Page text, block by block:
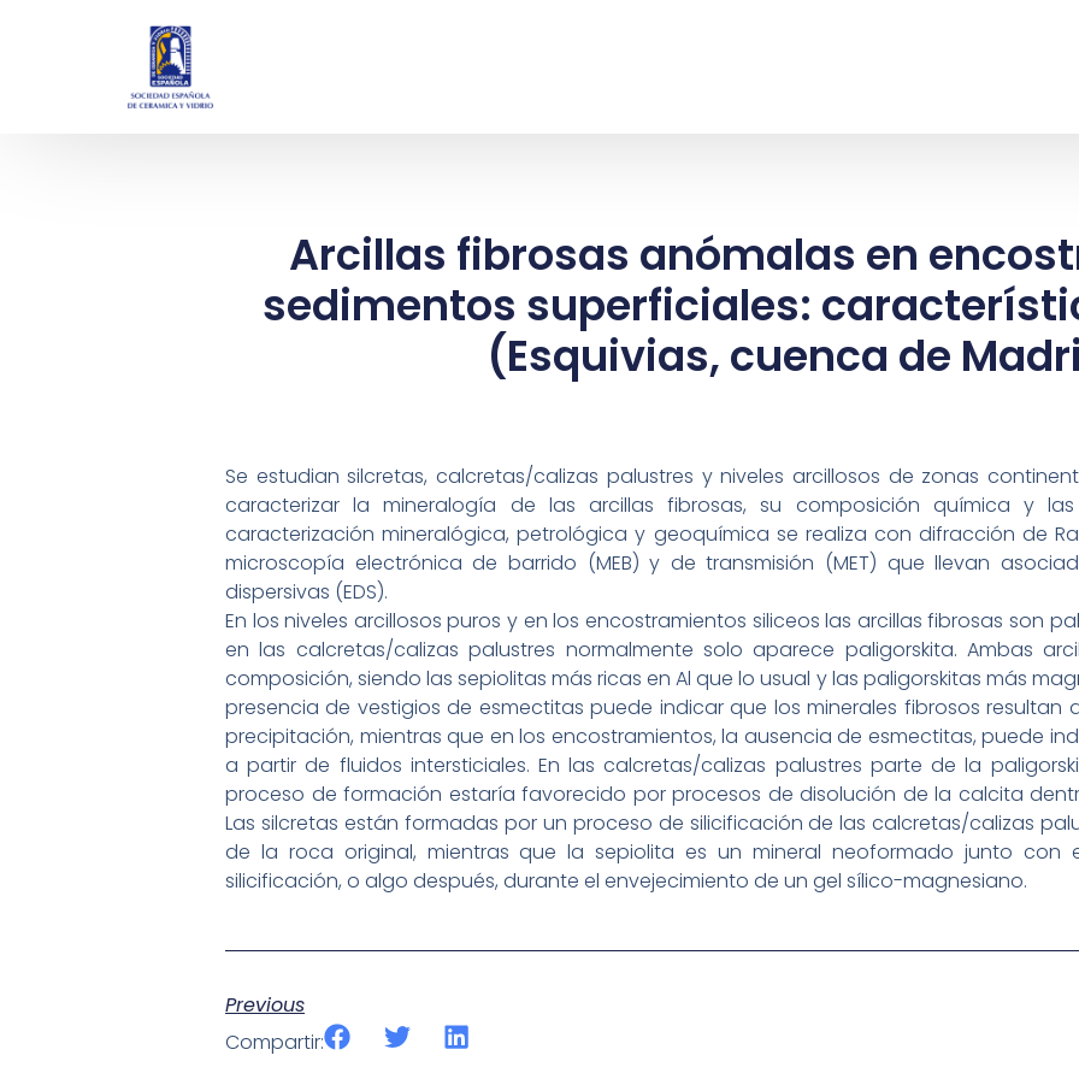
Arcillas fibrosas anómalas en
sedimentos superficiales:
(Esquivias, cuenca de
Se estudian silcretas, calcretas/calizas palustres y niveles arcillosos de zonas
caracterizar la mineralogía de las arcillas fibrosas, su composición química y
caracterización mineralógica, petrológica y geoquímica se realiza con difracción de
microscopía electrónica de barrido (MEB) y de transmisión (MET) que llevan
dispersivas (EDS).
En los niveles arcillosos puros y en los encostramientos siliceos las arcillas fibrosas son
en las calcretas/calizas palustres normalmente solo aparece paligorskita. Ambas
composición, siendo las sepiolitas más ricas en Al que lo usual y las paligorskitas más
presencia de vestigios de esmectitas puede indicar que los minerales fibrosos resultan
precipitación, mientras que en los encostramientos, la ausencia de esmectitas, puede
a partir de fluidos intersticiales. En las calcretas/calizas palustres parte de la
proceso de formación estaría favorecido por procesos de disolución de la calcita
Las silcretas están formadas por un proceso de silicificación de las calcretas/calizas
de la roca original, mientras que la sepiolita es un mineral neoformado junto
silicificación, o algo después, durante el envejecimiento de un gel sílico-magnesiano.
Previous
Compartir: